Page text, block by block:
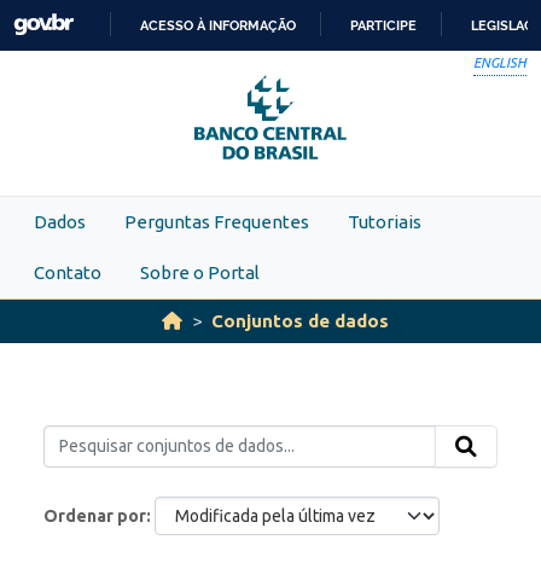
Skip to main content
PARA
O
CONTEÚDO
ACESSO À INFORMAÇÃO PARTICIPE
ENGLISH
Dados Perguntas Frequentes Tutoriais
Contato Sobre o Portal
Conjuntos de dados
Ordenar por